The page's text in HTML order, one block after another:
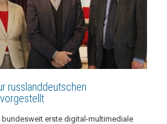
russlanddeutschen
bundesweit erste digital-multimediale